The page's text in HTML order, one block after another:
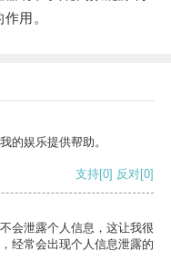
用。
的娱乐提供帮助。
支持[0] 反对[0]
会泄露个人信息，这让我很
经常会出现个人信息泄露的